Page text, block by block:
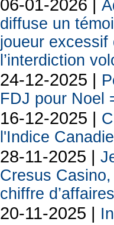
06-01-2026 |
diffuse un
joueur
l’interdiction
24-12-2025 |
FDJ pour Noel
16-12-2025 |
l'Indice
28-11-2025 |
Cresus
chiffre d’affaires
20-11-2025 |